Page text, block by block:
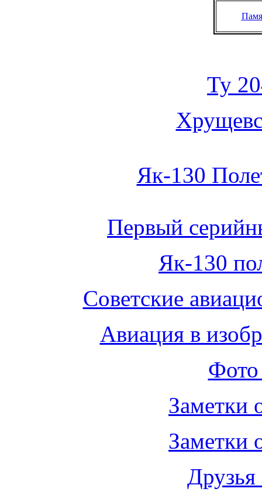
Ту
Як-130
Первый
Як-130
Советские
Авиация в
Друзья